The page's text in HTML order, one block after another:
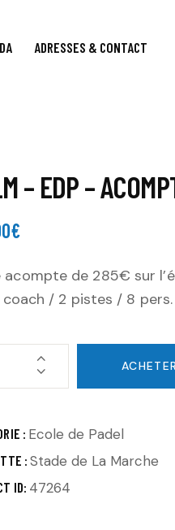
ADRESSES & CONTACT
– EDP –
€
acompte de 285€ sur
coach / 2 pistes / 8 pers.
ACHETER
: Ecole de Padel
:Stade de La Marche
ID: 47264